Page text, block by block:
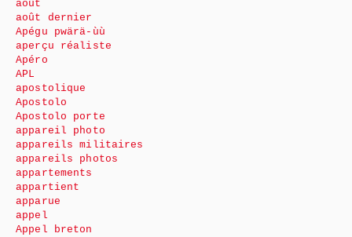
août
août dernier
Apégu pwärä-ùù
aperçu réaliste
Apéro
APL
apostolique
Apostolo
Apostolo porte
appareil photo
appareils militaires
appareils photos
appartements
appartient
apparue
appel
Appel breton